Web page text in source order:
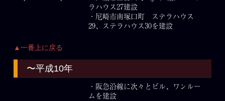
ラハウス27建設
・尼崎市南塚口町 ステラハウス
29、ステラハウス30を建設
▲一番上に戻る
〜平成10年
・阪急沿線に次々とビル、ワンルー
ムを建設